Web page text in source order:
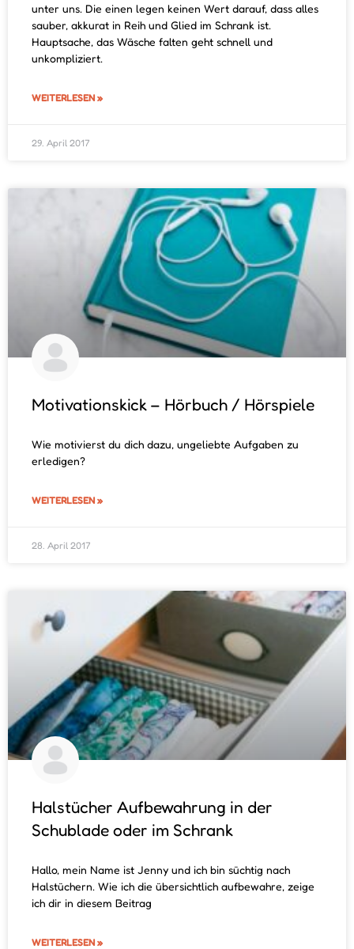
unter uns. Die einen legen keinen Wert darauf, dass alles
sauber, akkurat in Reih und Glied im Schrank ist.
Hauptsache, das Wäsche falten geht schnell und
unkompliziert.
WEITERLESEN »
29. April 2017
Motivationskick – Hörbuch / Hörspiele
Wie motivierst du dich dazu, ungeliebte Aufgaben zu
erledigen?
WEITERLESEN »
28. April 2017
Halstücher Aufbewahrung in der
Schublade oder im Schrank
Hallo, mein Name ist Jenny und ich bin süchtig nach
Halstüchern. Wie ich die übersichtlich aufbewahre, zeige
ich dir in diesem Beitrag
WEITERLESEN »